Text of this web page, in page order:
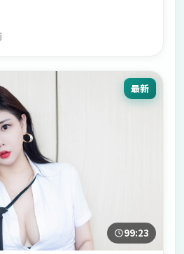
最新
99:23